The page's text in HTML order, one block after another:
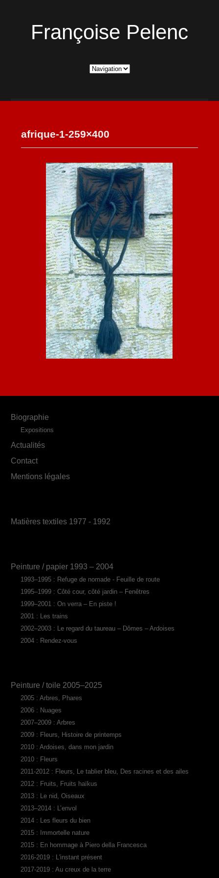
Françoise Pelenc
afrique-1-259×400
Biographie
Expositions
Actualités
Contact
Mentions légales
Matières textiles 1977 - 1992
Peinture / papier 1993 – 2004
1993–1995 : Refuge de nomade - Feuille de route
1995–1999 : Côté cour, côté jardin – Fenêtres
1999–2001 : On verra – En piste !
2001 : Les trains
2002–2003 : Le regard du taureau – Dômes – Ardoises
2004 : Rendez-vous
Peinture / toile 2005–2025
2005 : Arbres, Phares
2006 : Nuages
2007–2009 : Arbres
2009 : Fleurs, Histoire de printemps
2010 : Ardoises, dans mon jardin
2010 : Fleurs
2011-2012 : Fleurs, Le tablier bleu, Des racines et des ailes
2012 : Fruits, Fruits haïkus
2013 : Le nid, Oiseaux
2013–2014 : L’envol
2014 : Les fleurs du bien
2015 : Immortelle nature
2015 : En hommage à Piero della Francesca
2016-2019 : L'instant présent
2017-2019 : Au creux de la terre